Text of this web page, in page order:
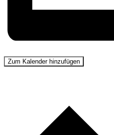
Zum Kalender hinzufügen